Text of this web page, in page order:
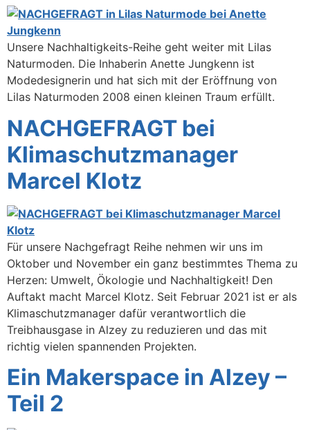
Unsere Nachhaltigkeits-Reihe geht weiter mit Lilas
Naturmoden. Die Inhaberin Anette Jungkenn ist
Modedesignerin und hat sich mit der Eröffnung von
Lilas Naturmoden 2008 einen kleinen Traum erfüllt.
NACHGEFRAGT bei
Klimaschutzmanager
Marcel Klotz
Für unsere Nachgefragt Reihe nehmen wir uns im
Oktober und November ein ganz bestimmtes Thema zu
Herzen: Umwelt, Ökologie und Nachhaltigkeit! Den
Auftakt macht Marcel Klotz. Seit Februar 2021 ist er als
Klimaschutzmanager dafür verantwortlich die
Treibhausgase in Alzey zu reduzieren und das mit
richtig vielen spannenden Projekten.
Ein Makerspace in Alzey –
Teil 2